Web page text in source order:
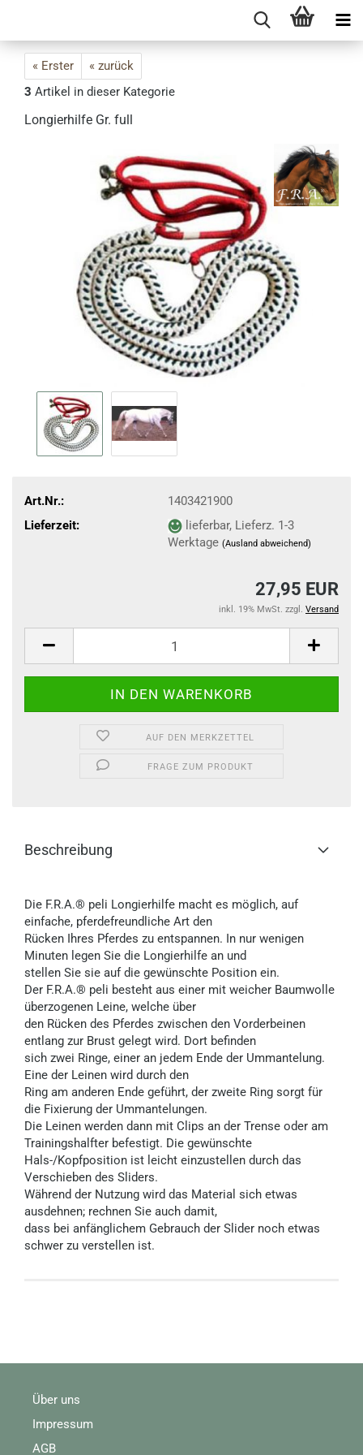
« Erster
« zurück
3 Artikel in dieser Kategorie
Longierhilfe Gr. full
Art.Nr.:
1403421900
Lieferzeit:
lieferbar, Lieferz. 1-3
Werktage (Ausland abweichend)
27,95 EUR
inkl. 19% MwSt. zzgl. Versand
AUF DEN MERKZETTEL
FRAGE ZUM PRODUKT
Beschreibung
Die F.R.A.® peli Longierhilfe macht es möglich, auf
einfache, pferdefreundliche Art den
Rücken Ihres Pferdes zu entspannen. In nur wenigen
Minuten legen Sie die Longierhilfe an und
stellen Sie sie auf die gewünschte Position ein.
Der F.R.A.® peli besteht aus einer mit weicher Baumwolle
überzogenen Leine, welche über
den Rücken des Pferdes zwischen den Vorderbeinen
entlang zur Brust gelegt wird. Dort befinden
sich zwei Ringe, einer an jedem Ende der Ummantelung.
Eine der Leinen wird durch den
Ring am anderen Ende geführt, der zweite Ring sorgt für
die Fixierung der Ummantelungen.
Die Leinen werden dann mit Clips an der Trense oder am
Trainingshalfter befestigt. Die gewünschte
Hals-/Kopfposition ist leicht einzustellen durch das
Verschieben des Sliders.
Während der Nutzung wird das Material sich etwas
ausdehnen; rechnen Sie auch damit,
dass bei anfänglichem Gebrauch der Slider noch etwas
schwer zu verstellen ist.
Über uns
Impressum
AGB